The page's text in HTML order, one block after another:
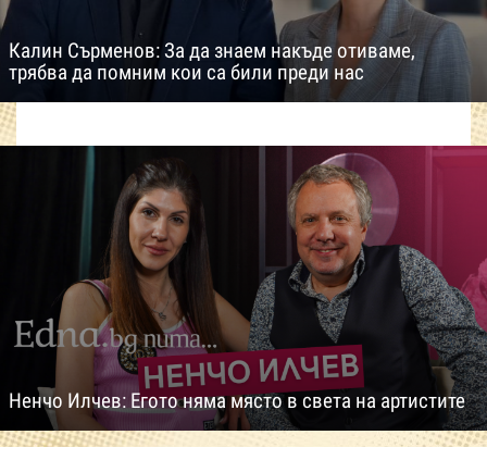
Калин Сърменов: За да знаем накъде отиваме,
трябва да помним кои са били преди нас
Ненчо Илчев: Егото няма място в света на артистите